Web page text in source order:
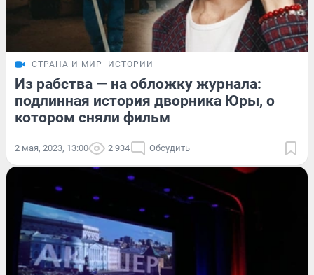
СТРАНА И МИР ИСТОРИИ
Из рабства — на обложку журнала:
подлинная история дворника Юры, о
котором сняли фильм
2 мая, 2023, 13:00 2 934 Обсудить